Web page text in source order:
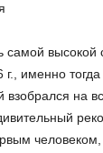
самой высокой
именно
взобрался на
человеком,